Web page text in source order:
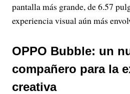
pantalla más grande, de 6.57
experiencia visual aún más
OPPO Bubble: un
compañero para la
creativa